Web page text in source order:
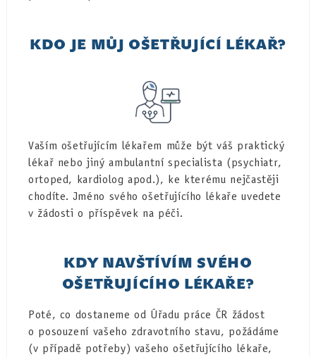
KDO JE MŮJ OŠETŘUJÍCÍ LÉKAŘ?
Vaším ošetřujícím lékařem může být váš praktický
lékař nebo jiný ambulantní specialista (psychiatr,
ortoped, kardiolog apod.), ke kterému nejčastěji
chodíte. Jméno svého ošetřujícího lékaře uvedete
v žádosti o příspěvek na péči.
KDY NAVŠTÍVÍM SVÉHO
OŠETŘUJÍCÍHO LÉKAŘE?
Poté, co dostaneme od Úřadu práce ČR žádost
o posouzení vašeho zdravotního stavu, požádáme
(v případě potřeby) vašeho ošetřujícího lékaře,